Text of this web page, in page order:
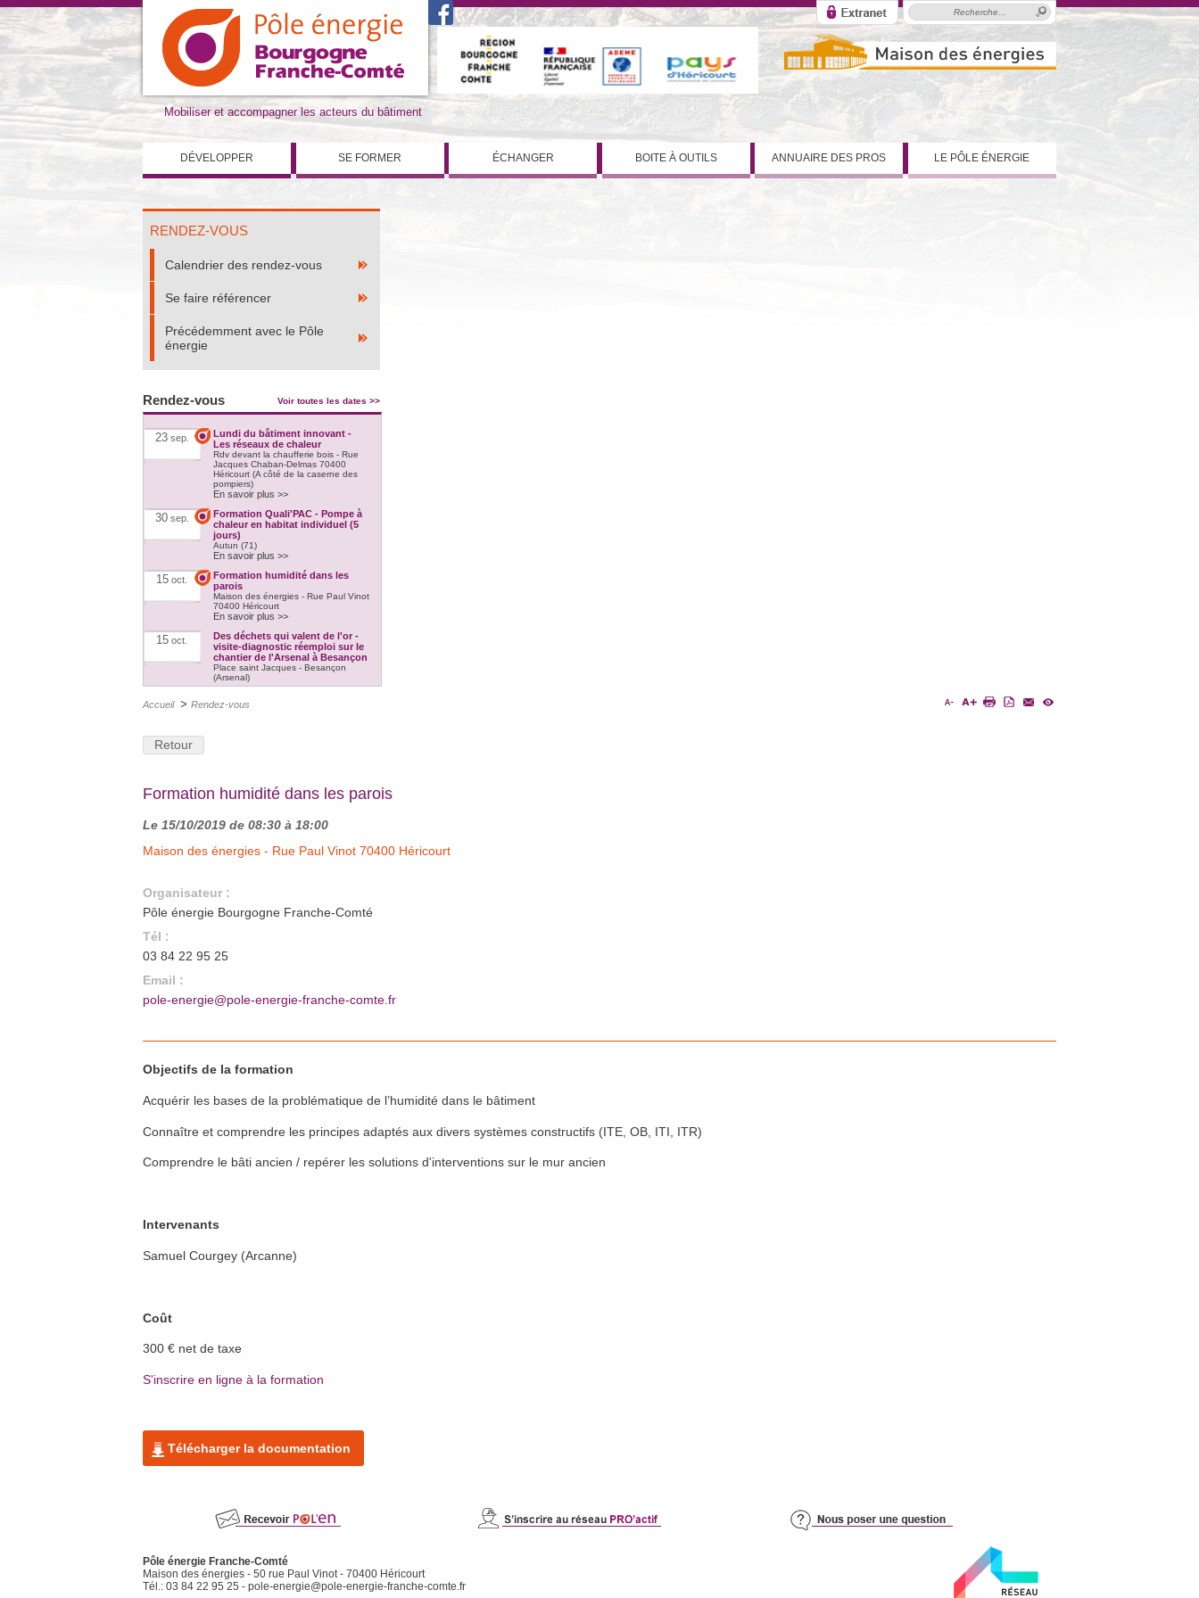
Mobiliser et accompagner les acteurs du bâtiment
DÉVELOPPER SE FORMER ÉCHANGER BOITE À OUTILS ANNUAIRE DES PROS LE PÔLE ÉNERGIE
RENDEZ-VOUS
Calendrier des rendez-vous
Se faire référencer
Précédemment avec le Pôle
énergie
Rendez-vous Voir toutes les dates >>
23 sep.
Lundi du bâtiment innovant -
Les réseaux de chaleur
Rdv devant la chaufferie bois - Rue
Jacques Chaban-Delmas 70400
Héricourt (A côté de la caserne des
pompiers)
En savoir plus >>
30 sep.
Formation Quali'PAC - Pompe à
chaleur en habitat individuel (5
jours)
Autun (71)
En savoir plus >>
15 oct.
Formation humidité dans les
parois
Maison des énergies - Rue Paul Vinot
70400 Héricourt
En savoir plus >>
15 oct.
Des déchets qui valent de l'or -
visite-diagnostic réemploi sur le
chantier de l'Arsenal à Besançon
Place saint Jacques - Besançon
(Arsenal)
En savoir plus >>
21 oct.
Formation Quali'PAC - Pompe à
jours)
Autun (71)
Formation Quali'PAC - Pompe à
jours)
26 nov.
Formation Quali'PAC - Pompe à
jours)
2 déc.
Formation Quali'PAC - Pompe à
chaleur en habitat individuel (5
En savoir plus >>
16 déc.
Formation Quali'PAC - Pompe à
chaleur en habitat individuel (5
Autun (71)
En savoir plus >>
20 jan.
Formation Quali'PAC - Pompe à
chaleur en habitat individuel (5
Dijon (21)
En savoir plus >>
En savoir plus >>
Accueil > Rendez-vous
Retour
Formation humidité dans les parois
Le 15/10/2019 de 08:30 à 18:00
Maison des énergies - Rue Paul Vinot 70400 Héricourt
Organisateur :
Pôle énergie Bourgogne Franche-Comté
Tél :
03 84 22 95 25
Email :
pole-energie@pole-energie-franche-comte.fr
Objectifs de la formation
Acquérir les bases de la problématique de l’humidité dans le bâtiment
Connaître et comprendre les principes adaptés aux divers systèmes constructifs (ITE, OB, ITI, ITR)
Comprendre le bâti ancien / repérer les solutions d'interventions sur le mur ancien
Intervenants
Samuel Courgey (Arcanne)
Coût
300 € net de taxe
S'inscrire en ligne à la formation
Télécharger la documentation
Pôle énergie Franche-Comté
Maison des énergies - 50 rue Paul Vinot - 70400 Héricourt
Tél.: 03 84 22 95 25 - pole-energie@pole-energie-franche-comte.fr